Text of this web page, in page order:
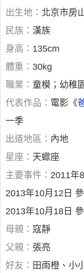
出生地： 北京市房
民族： 漢族
身高： 135cm
體重： 30kg
職業： 童模；幼稚
代表作品： 電影《
一季
出道地區： 內地
星座： 天蠍座
主要事件： 2011年
2013年10月12日
2013年10月18日
母親： 寇靜
父親： 張亮
好友： 田雨橙、小